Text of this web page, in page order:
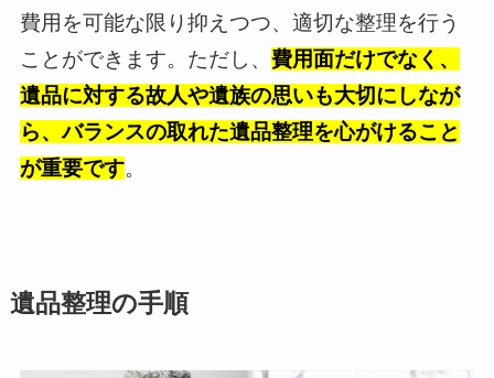
費用を可能な限り抑えつつ、適切な整理を行う
ことができます。ただし、 費用面だけでなく、
遺品に対する故人や遺族の思いも大切にしなが
ら、バランスの取れた遺品整理を心がけること
が重要です。
遺品整理の手順